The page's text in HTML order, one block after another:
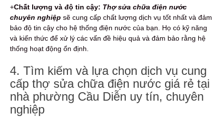
+Chất lượng và độ tin cậy: Thợ sửa chữa điện nước
chuyên nghiệp sẽ cung cấp chất lượng dịch vụ tốt nhất và đảm
bảo độ tin cậy cho hệ thống điện nước của bạn. Họ có kỹ năng
và kiến thức để xử lý các vấn đề hiệu quả và đảm bảo rằng hệ
thống hoạt động ổn định.
4. Tìm kiếm và lựa chọn dịch vụ cung
cấp thợ sửa chữa điện nước giá rẻ tại
nhà phường Cầu Diễn uy tín, chuyên
nghiệp